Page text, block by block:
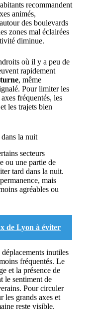
recommandent
animés,
des boulevards
zones mal éclairées
diminue.
où il y a peu de
rapidement
, même
Pour limiter les
fréquentés, les
les trajets bien
la nuit
secteurs
ou une partie de
tard dans la nuit.
mais
agréables ou
de Lyon à éviter
inutiles
fréquentés. Le
et la présence de
le sentiment de
Pour circuler
les grands axes et
reste visible.